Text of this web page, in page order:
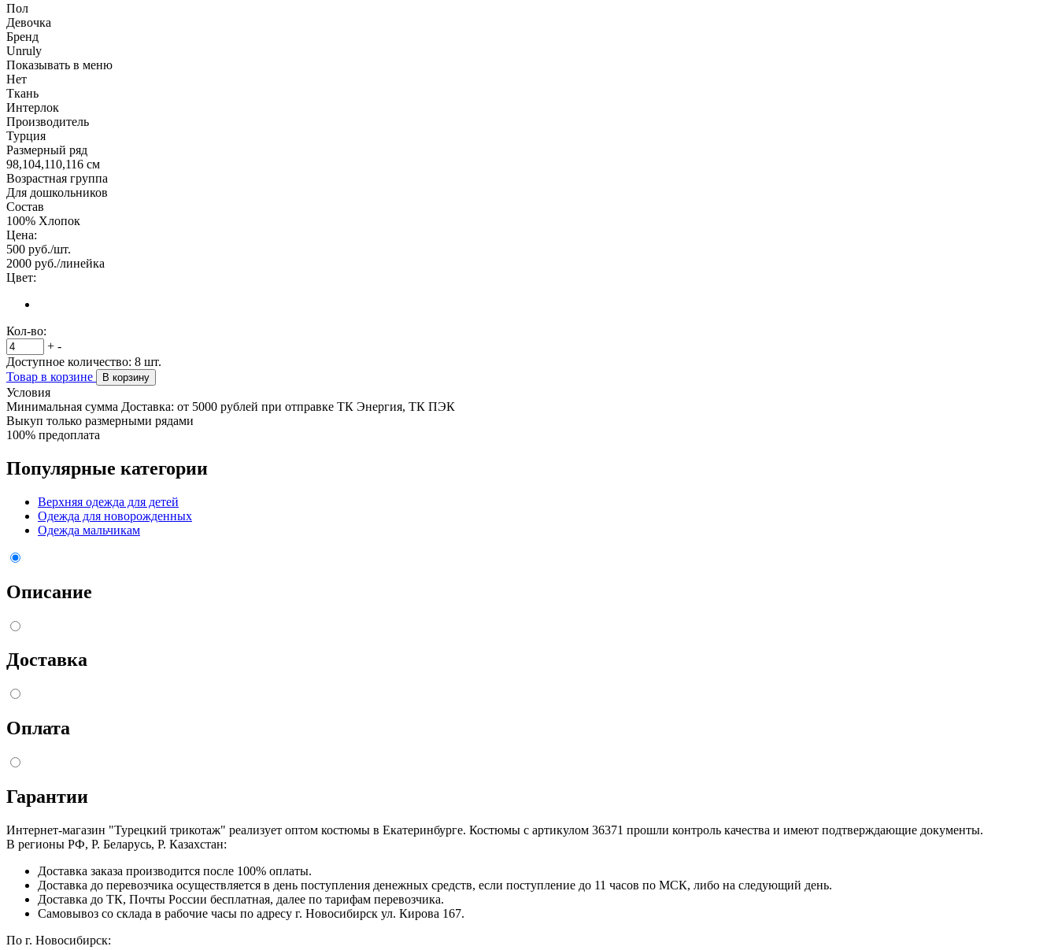
Пол
Девочка
Бренд
Unruly
Показывать в меню
Нет
Ткань
Интерлок
Производитель
Турция
Размерный ряд
98,104,110,116 см
Возрастная группа
Для дошкольников
Состав
100% Хлопок
Цена:
500 руб./шт.
2000 руб./линейка
Цвет:
Кол-во:
+ -
Доступное количество: 8 шт.
Товар в корзине
В корзину
Условия
Минимальная сумма Доставка: от 5000 рублей при отправке ТК Энергия, ТК ПЭК
Выкуп только размерными рядами
100% предоплата
Популярные категории
Верхняя одежда для детей
Одежда для новорожденных
Одежда мальчикам
Описание
Доставка
Оплата
Гарантии
Интернет-магазин "Турецкий трикотаж" реализует оптом костюмы в Екатеринбурге. Костюмы с артикулом 36371 прошли контроль качества и имеют подтверждающие документы.
В регионы РФ, Р. Беларусь, Р. Казахстан:
Доставка заказа производится после 100% оплаты.
Доставка до перевозчика осуществляется в день поступления денежных средств, если поступление до 11 часов по МСК, либо на следующий день.
Доставка до ТК, Почты России бесплатная, далее по тарифам перевозчика.
Самовывоз со склада в рабочие часы по адресу г. Новосибирск ул. Кирова 167.
По г. Новосибирск: